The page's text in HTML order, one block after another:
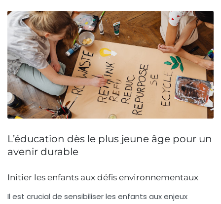
L’éducation dès le plus jeune âge pour un
avenir durable
Initier les enfants aux défis environnementaux
Il est crucial de sensibiliser les enfants aux enjeux